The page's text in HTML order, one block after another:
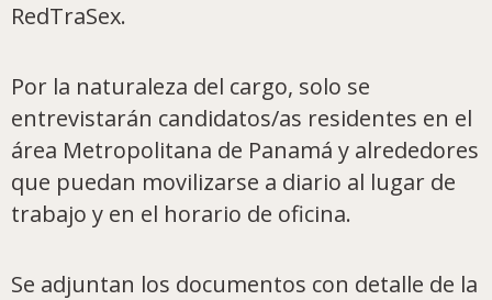
RedTraSex.
Por la naturaleza del cargo, solo se
entrevistarán candidatos/as residentes en el
área Metropolitana de Panamá y alrededores
que puedan movilizarse a diario al lugar de
trabajo y en el horario de oficina.
Se adjuntan los documentos con detalle de la